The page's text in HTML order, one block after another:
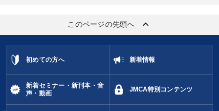
このページの先頭へ keyboard_arrow_up
初めての方へ 新着情報
新着セミナー・新刊本・音
声・動画
JMCA特別コンテンツ